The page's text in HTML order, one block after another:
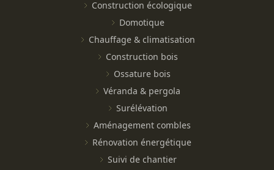
Construction écologique
Domotique
Chauffage & climatisation
Construction bois
Ossature bois
Véranda & pergola
Surélévation
Aménagement combles
Rénovation énergétique
Suivi de chantier